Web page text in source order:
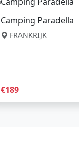
Camping Paradella
FRANKRIJK
€189